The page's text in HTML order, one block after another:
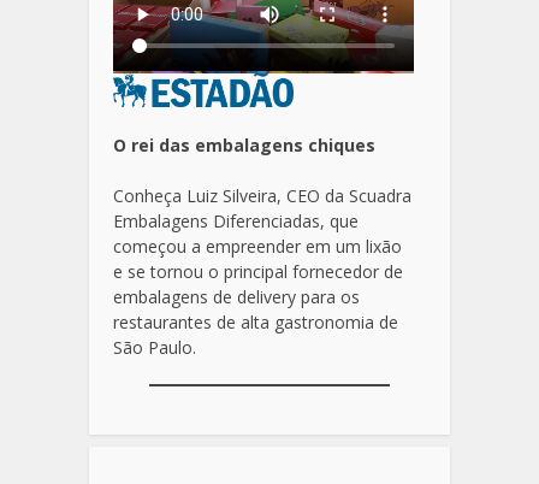
O rei das embalagens chiques
Conheça Luiz Silveira, CEO da Scuadra
Embalagens Diferenciadas, que
começou a empreender em um lixão
e se tornou o principal fornecedor de
embalagens de delivery para os
restaurantes de alta gastronomia de
São Paulo.